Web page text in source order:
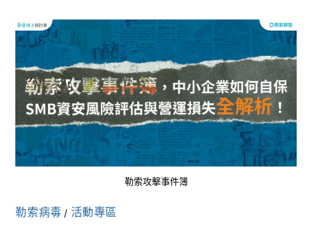
勒索攻擊事件簿
勒索病毒 / 活動專區